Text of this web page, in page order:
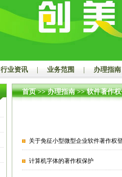
行业资讯 业务范围 办理指南
首页>>办理指南>>软件著作
关于免征小型微型企业软件著作权
计算机字体的著作权保护